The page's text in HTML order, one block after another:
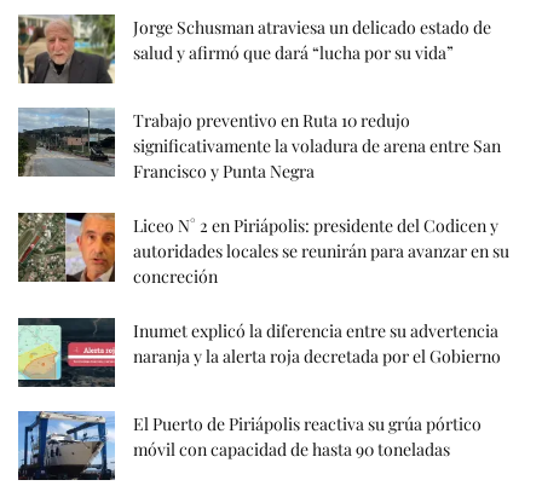
Jorge Schusman atraviesa un delicado estado de
salud y afirmó que dará “lucha por su vida”
Trabajo preventivo en Ruta 10 redujo
significativamente la voladura de arena entre San
Francisco y Punta Negra
Liceo N° 2 en Piriápolis: presidente del Codicen y
autoridades locales se reunirán para avanzar en su
concreción
Inumet explicó la diferencia entre su advertencia
naranja y la alerta roja decretada por el Gobierno
El Puerto de Piriápolis reactiva su grúa pórtico
móvil con capacidad de hasta 90 toneladas